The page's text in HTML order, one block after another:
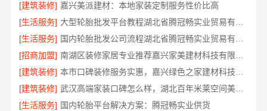
[建筑装修] 嘉兴美派建材：本地家装定制服务性价比高
[生活服务]
[生活服务]
[招商加盟]
[建筑装修]
[建筑装修]
武汉高端家装口碑怎么样，湖北百年米莱空间美学装饰材料有限公司实力说话
[生活服务] 国内轮胎平台解决方案：腾冠畅实业供货